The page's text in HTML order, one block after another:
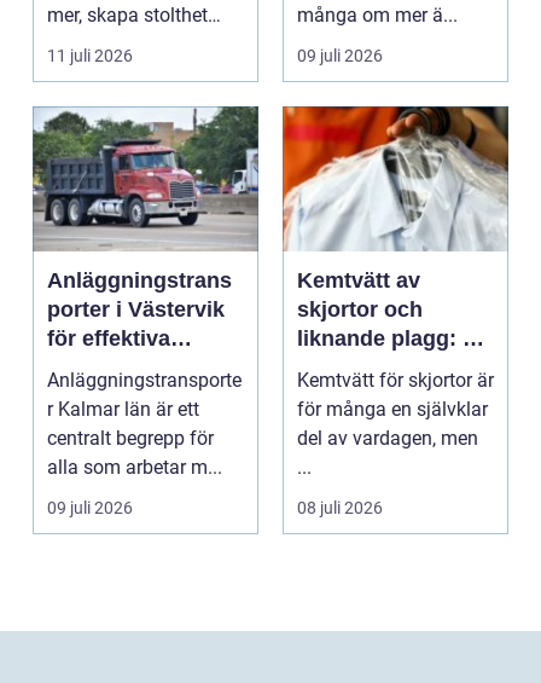
mer, skapa stolthet
inte...
11 juli 2026
många om mer ä...
09 juli 2026
Anläggningstrans
porter i Västervik
för effektiva
byggprojekt
Anläggningstransporte
r Kalmar län är ett
centralt begrepp för
alla som arbetar m...
09 juli 2026
Kemtvätt av
skjortor och
liknande plagg: Så
fungerar
professionell
klädvård i
Kemtvätt för skjortor är
för många en självklar
del av vardagen, men
...
08 juli 2026